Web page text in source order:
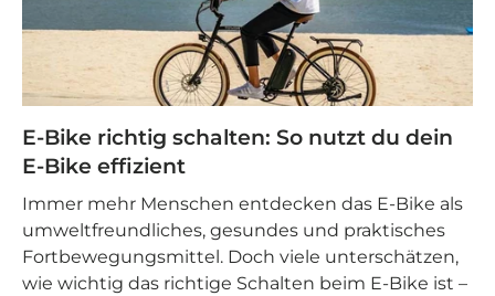
E-Bike richtig schalten: So nutzt du dein
E-Bike effizient
Immer mehr Menschen entdecken das E-Bike als
umweltfreundliches, gesundes und praktisches
Fortbewegungsmittel. Doch viele unterschätzen,
wie wichtig das richtige Schalten beim E-Bike ist –